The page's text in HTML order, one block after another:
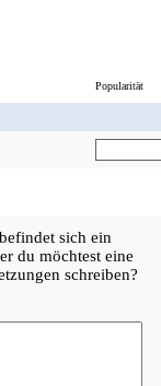
Popularität
sich ein
du möchtest eine
schreiben?